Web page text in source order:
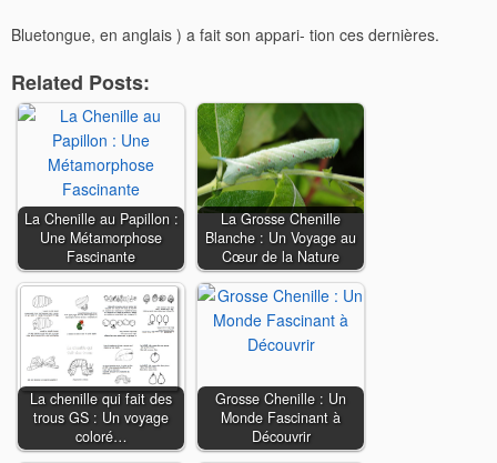
Bluetongue, en anglais ) a fait son appari- tion ces dernières.
Related Posts:
La Chenille au Papillon :
Une Métamorphose
Fascinante
La Grosse Chenille
Blanche : Un Voyage au
Cœur de la Nature
La chenille qui fait des
trous GS : Un voyage
coloré…
Grosse Chenille : Un
Monde Fascinant à
Découvrir